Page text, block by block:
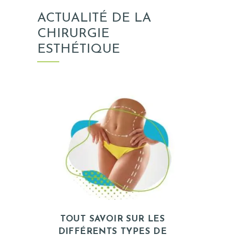
ACTUALITÉ DE LA
CHIRURGIE
ESTHÉTIQUE
TOUT SAVOIR SUR LES
DIFFÉRENTS TYPES DE